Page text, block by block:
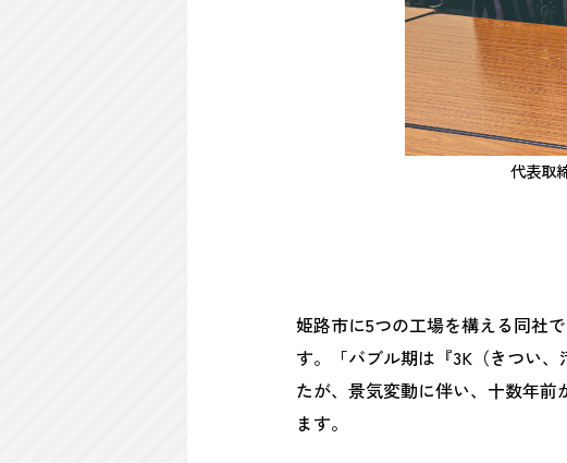
代表取
姫路市に5つの工場を構える同社
す。「バブル期は『3K（きつい
たが、景気変動に伴い、十数年
ます。